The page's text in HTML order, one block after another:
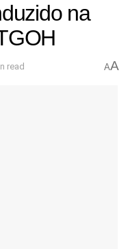
na
read AA